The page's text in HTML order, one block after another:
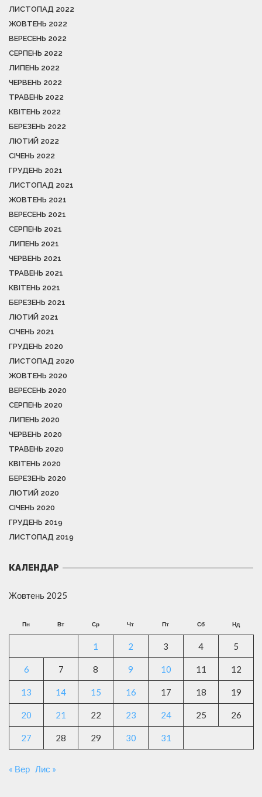
ЛИСТОПАД 2022
ЖОВТЕНЬ 2022
ВЕРЕСЕНЬ 2022
СЕРПЕНЬ 2022
ЛИПЕНЬ 2022
ЧЕРВЕНЬ 2022
ТРАВЕНЬ 2022
КВІТЕНЬ 2022
БЕРЕЗЕНЬ 2022
ЛЮТИЙ 2022
СІЧЕНЬ 2022
ГРУДЕНЬ 2021
ЛИСТОПАД 2021
ЖОВТЕНЬ 2021
ВЕРЕСЕНЬ 2021
СЕРПЕНЬ 2021
ЛИПЕНЬ 2021
ЧЕРВЕНЬ 2021
ТРАВЕНЬ 2021
КВІТЕНЬ 2021
БЕРЕЗЕНЬ 2021
ЛЮТИЙ 2021
СІЧЕНЬ 2021
ГРУДЕНЬ 2020
ЛИСТОПАД 2020
ЖОВТЕНЬ 2020
ВЕРЕСЕНЬ 2020
СЕРПЕНЬ 2020
ЛИПЕНЬ 2020
ЧЕРВЕНЬ 2020
ТРАВЕНЬ 2020
КВІТЕНЬ 2020
БЕРЕЗЕНЬ 2020
ЛЮТИЙ 2020
СІЧЕНЬ 2020
ГРУДЕНЬ 2019
ЛИСТОПАД 2019
КАЛЕНДАР
Жовтень 2025
Пн Вт Ср Чт Пт Сб Нд
1 2 3 4 5
6 7 8 9 10 11 12
13 14 15 16 17 18 19
20 21 22 23 24 25 26
27 28 29 30 31
« Вер Лис »